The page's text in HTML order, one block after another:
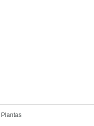
Plantas